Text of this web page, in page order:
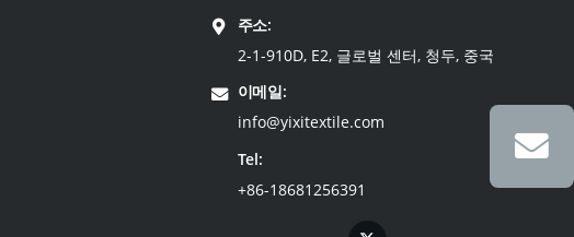
주소:
2-1-910D, E2, 글로벌 센터, 청두, 중국
이메일:
info@yixitextile.com
Tel:
+86-18681256391